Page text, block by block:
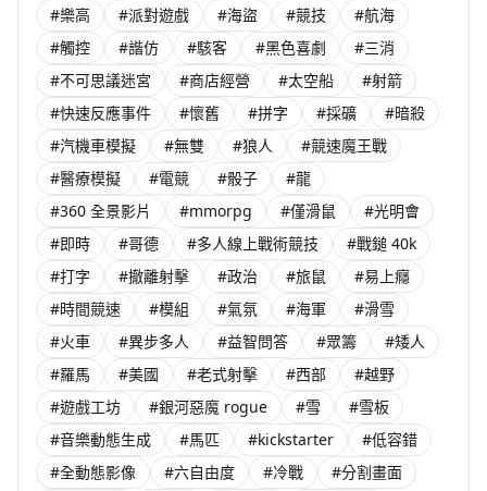
#樂高
#派對遊戲 #海盜 #競技
#航海
#觸控
#諧仿 #駭客 #黑色喜劇
#三消
#不可思議迷宮
#商店經營 #太空船
#射箭
#快速反應事件
#懷舊 #拼字 #採礦
#暗殺
#汽機車模擬
#無雙 #狼人
#競速魔王戰
#醫療模擬
#電競 #骰子
#龍
#360 全景影片
#mmorpg #僅滑鼠
#光明會
#即時
#哥德 #多人線上戰術競技
#戰鎚 40k
#打字
#撤離射擊 #政治 #旅鼠
#易上癮
#時間競速
#模組 #氣氛 #海軍
#滑雪
#火車
#異步多人 #益智問答 #眾籌
#矮人
#羅馬
#美國 #老式射擊 #西部
#越野
#遊戲工坊
#銀河惡魔 rogue #雪
#雪板
#音樂動態生成
#馬匹 #kickstarter
#低容錯
#全動態影像
#六自由度 #冷戰
#分割畫面